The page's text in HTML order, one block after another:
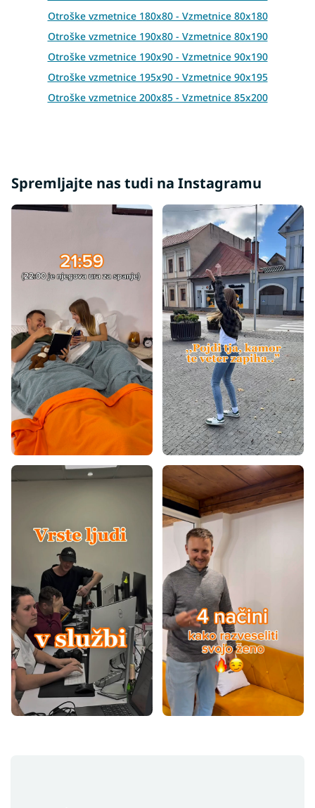
o
l
s
Otroške vzmetnice 180x80 - Vzmetnice 80x180
Otroške vzmetnice 190x80 - Vzmetnice 80x190
Otroške vzmetnice 190x90 - Vzmetnice 90x190
Otroške vzmetnice 195x90 - Vzmetnice 90x195
Otroške vzmetnice 200x85 - Vzmetnice 85x200
Otroške vzmetnice 200x120 - Vzmetnice 120x200
Spremljajte nas tudi na Instagramu